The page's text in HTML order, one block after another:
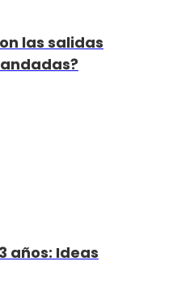
las salidas
años: Ideas